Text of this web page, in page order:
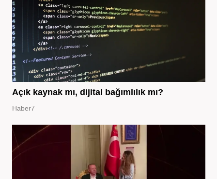
Açık kaynak mı, dijital bağımlılık mı?
Haber7